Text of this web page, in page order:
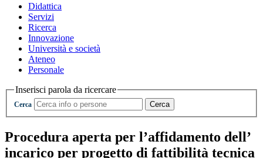
Didattica
Servizi
Ricerca
Innovazione
Università e società
Ateneo
Personale
Inserisci parola da ricercare
Cerca Cerca
Procedura aperta per l’affidamento dell’
incarico per progetto di fattibilità tecnica